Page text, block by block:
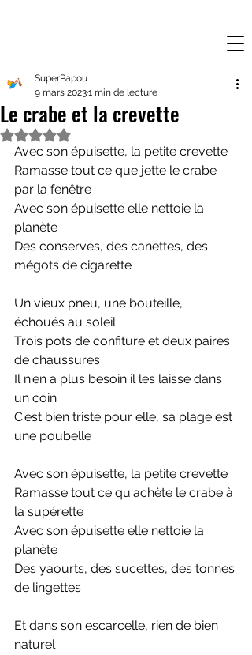
Le crabe et la crevette
SuperPapou
9 mars 20231 min de lecture
Noté NaN étoiles sur 5.
Avec son épuisette, la petite crevette
Ramasse tout ce que jette le crabe
par la fenêtre
Avec son épuisette elle nettoie la
planète
Des conserves, des canettes, des
mégots de cigarette
Un vieux pneu, une bouteille,
échoués au soleil
Trois pots de confiture et deux paires
de chaussures
Il n'en a plus besoin il les laisse dans
un coin
C'est bien triste pour elle, sa plage est
une poubelle
Avec son épuisette, la petite crevette
Ramasse tout ce qu'achète le crabe à
la supérette
Avec son épuisette elle nettoie la
planète
Des yaourts, des sucettes, des tonnes
de lingettes
Et dans son escarcelle, rien de bien
naturel